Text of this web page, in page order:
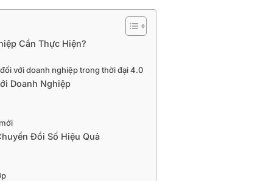
Cần Thực Hiện?
với doanh nghiệp trong thời đại 4.0
Doanh Nghiệp
Đổi Số Hiệu Quả